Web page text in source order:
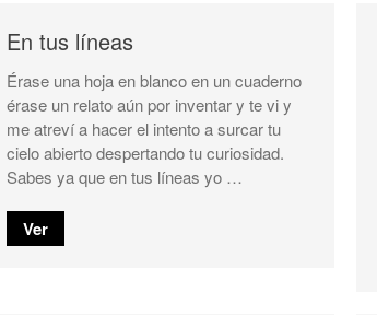
En tus líneas
Érase una hoja en blanco en un cuaderno
érase un relato aún por inventar y te vi y
me atreví a hacer el intento a surcar tu
cielo abierto despertando tu curiosidad.
Sabes ya que en tus líneas yo …
Ver